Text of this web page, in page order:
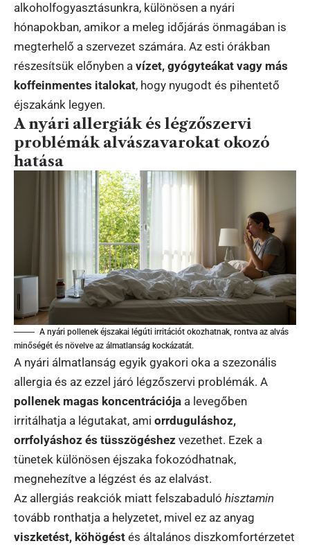
alkoholfogyasztásunkra, különösen a nyári
hónapokban, amikor a meleg időjárás önmagában is
megterhelő a szervezet számára. Az esti órákban
részesítsük előnyben a vízet, gyógyteákat vagy más
koffeinmentes italokat, hogy nyugodt és pihentető
éjszakánk legyen.
A nyári allergiák és légzőszervi
problémák alvászavarokat okozó
hatása
A nyári pollenek éjszakai légúti irritációt okozhatnak, rontva az alvás
minőségét és növelve az álmatlanság kockázatát.
A nyári álmatlanság egyik gyakori oka a szezonális
allergia és az ezzel járó légzőszervi problémák. A
pollenek magas koncentrációja a levegőben
irritálhatja a légutakat, ami orrduguláshoz,
orrfolyáshoz és tüsszögéshez vezethet. Ezek a
tünetek különösen éjszaka fokozódhatnak,
megnehezítve a légzést és az elalvást.
Az allergiás reakciók miatt felszabaduló hisztamin
tovább ronthatja a helyzetet, mivel ez az anyag
viszketést, köhögést és általános diszkomfortérzetet